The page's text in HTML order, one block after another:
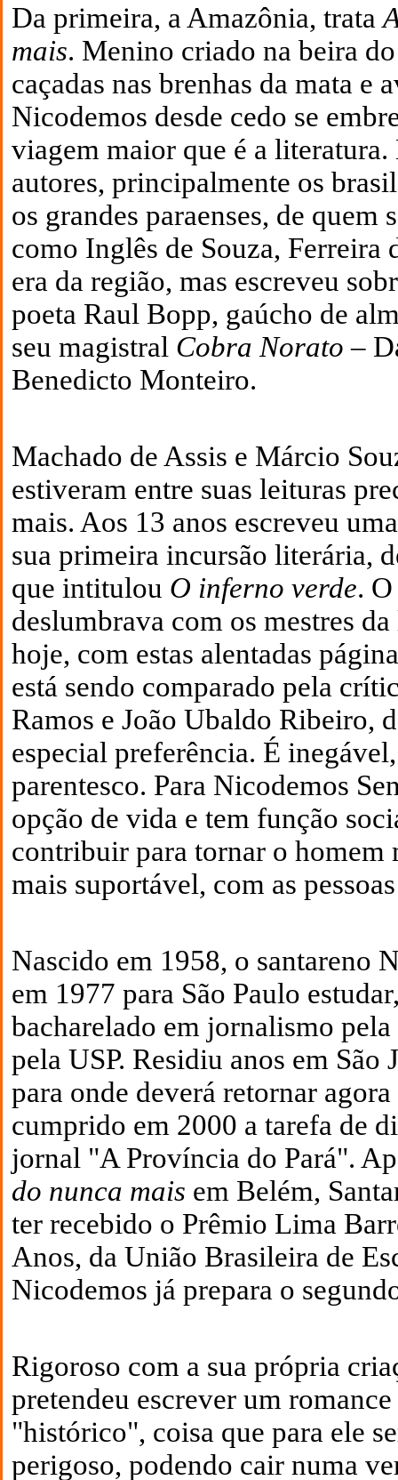
Da primeira, a Amazônia, trata
mais. Menino criado na beira
caçadas nas brenhas da mata e
Nicodemos desde cedo se
viagem maior que é a literatura.
autores, principalmente os
os grandes paraenses, de quem
como Inglês de Souza, Ferreira
era da região, mas escreveu
poeta Raul Bopp, gaúcho de
seu magistral Cobra Norato –
Benedicto Monteiro.
Machado de Assis e Márcio
estiveram entre suas leituras
mais. Aos 13 anos escreveu
sua primeira incursão literária,
que intitulou O inferno verde.
deslumbrava com os mestres
hoje, com estas alentadas
está sendo comparado pela
Ramos e João Ubaldo Ribeiro,
especial preferência. É
parentesco. Para Nicodemos
opção de vida e tem função
contribuir para tornar o homem
mais suportável, com as
Nascido em 1958, o santareno
em 1977 para São Paulo
bacharelado em jornalismo
pela USP. Residiu anos em São
para onde deverá retornar
cumprido em 2000 a tarefa de
jornal "A Província do Pará".
do nunca mais em Belém,
ter recebido o Prêmio Lima
Anos, da União Brasileira de
Nicodemos já prepara o
Rigoroso com a sua própria
pretendeu escrever um
"histórico", coisa que para ele
perigoso, podendo cair numa